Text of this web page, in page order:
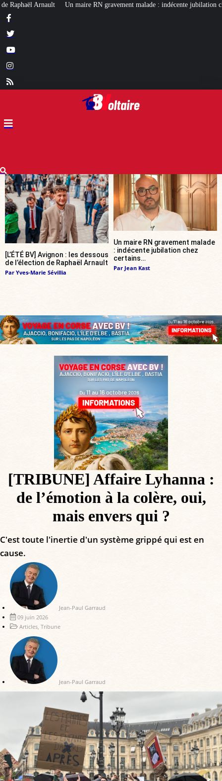
malade : indécente jubilation chez certains… Affaire Lyhanna :
[L’ÉTÉ BV] Avignon : les dessous
de l’élection de Raphaël Arnault
Par Yves-Marie Sévillia
Un maire RN gravement malade
: indécente jubilation chez
certains…
Par Jean Kast
[TRIBUNE] Affaire Lyhanna :
de l’émotion à la colère, oui,
mais envers qui ?
C'est toute l'inertie d'un système grippé qui est en
cause.
Jean-Paul Garraud
09 juin 2026
Articles, Tribune
Jean-Paul Garraud